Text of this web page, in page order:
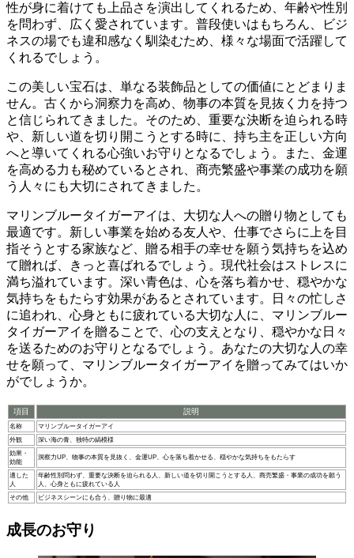
性が身に着けても上品さを演出してくれるため、年齢や性別
を問わず、広く愛されています。普段使いはもちろん、ビジ
ネスの場でも違和感なく馴染むため、様々な場面で活躍して
くれるでしょう。
この美しい宝石は、単なる装飾品としての価値にとどまりま
せん。古くから洞察力を高め、物事の本質を見抜く力を持つ
と信じられてきました。 そのため、重要な決断を迫られる時
や、新しい道を切り開こうとする時に、持ち主を正しい方向
へと導いてくれる心強いお守りとなるでしょう。また、金運
を高める力も秘めているとされ、商売繁盛や事業の成功を願
う人々にも大切にされてきました。
マリンブルータイガーアイは、大切な人への贈り物としても
最適です。 新しい事業を始める友人や、仕事でさらに上を目
指そうとする家族など、 贈る相手の幸せを願う気持ちを込め
て贈れば、きっと喜ばれるでしょう。 現代社会はストレスに
満ち溢れています。深い青色は、心を落ち着かせ、穏やかな
気持ちをもたらす効果があるとされています。日々の忙しさ
に追われ、心身ともに疲れている大切な人に、 マリンブルー
タイガーアイを贈ることで、心の支えとなり、穏やかな日々
を送るためのお守りとなるでしょう。 あなたの大切な人の幸
せを願って、マリンブルータイガーアイを贈ってみてはいか
がでしょうか。
項目 説明
名称
マリンブルータイガーアイ
外観
深い海の青、独特の縞模様
効果・
効能
洞察力UP、物事の本質を見抜く、金運UP、心を落ち着かせる、穏やかな気持ちをもたらす
適した
人
年齢性別問わず、重要な決断を迫られる人、新しい道を切り開こうとする人、商売繁盛・事業の成功を願う
人、心身ともに疲れている人
その他
ビジネスシーンにも合う、贈り物に最適
成長のお守り